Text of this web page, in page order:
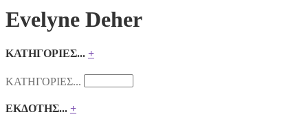
Evelyne Deher
ΚΑΤΗΓΟΡΙΕΣ... +
ΚΑΤΗΓΟΡΙΕΣ...
ΕΚΔΟΤΗΣ... +